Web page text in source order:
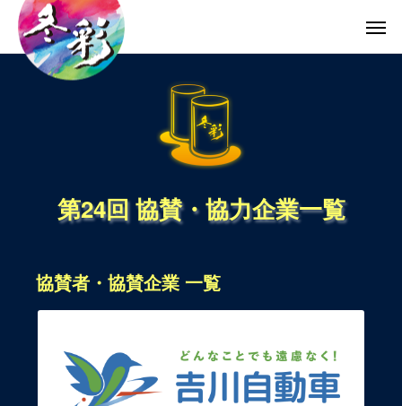
第24回 協賛・協力企業一覧
協賛者・協賛企業 一覧